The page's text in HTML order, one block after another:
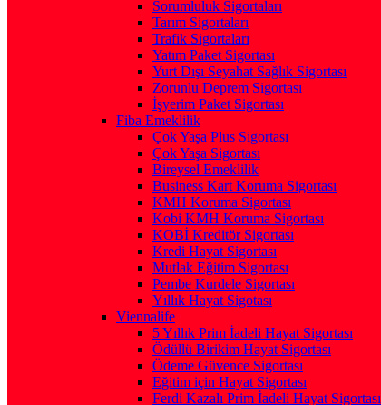
Sorumluluk Sigortaları
Tarım Sigortaları
Trafik Sigortaları
Yatım Paket Sigortası
Yurt Dışı Seyahat Sağlık Sigortası
Zorunlu Deprem Sigortası
İşyerim Paket Sigortası
Fiba Emeklilik
Çok Yaşa Plus Sigortası
Çok Yaşa Sigortası
Bireysel Emeklilik
Business Kart Koruma Sigortası
KMH Koruma Sigortası
Kobi KMH Koruma Sigortası
KOBİ Kreditör Sigortası
Kredi Hayat Sigortası
Mutlak Eğitim Sigortası
Pembe Kurdele Sigortası
Yıllık Hayat Sigotası
Viennalife
5 Yıllık Prim İadeli Hayat Sigortası
Ödüllü Birikim Hayat Sigortası
Ödeme Güvence Sigortası
Eğitim için Hayat Sigortası
Ferdi Kazalı Prim İadeli Hayat Sigortası